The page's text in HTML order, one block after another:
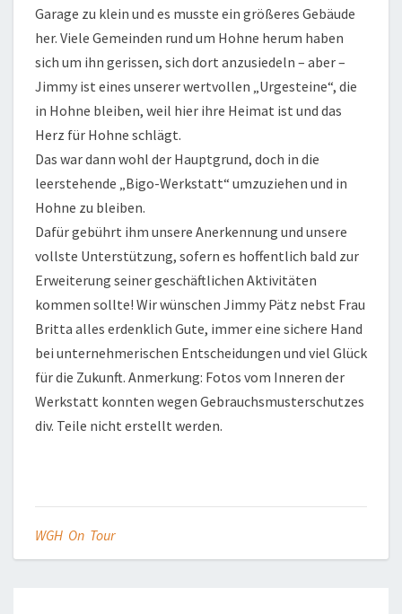
Garage zu klein und es musste ein größeres Gebäude
her. Viele Gemeinden rund um Hohne herum haben
sich um ihn gerissen, sich dort anzusiedeln – aber –
Jimmy ist eines unserer wertvollen „Urgesteine“, die
in Hohne bleiben, weil hier ihre Heimat ist und das
Herz für Hohne schlägt.
Das war dann wohl der Hauptgrund, doch in die
leerstehende „Bigo-Werkstatt“ umzuziehen und in
Hohne zu bleiben.
Dafür gebührt ihm unsere Anerkennung und unsere
vollste Unterstützung, sofern es hoffentlich bald zur
Erweiterung seiner geschäftlichen Aktivitäten
kommen sollte! Wir wünschen Jimmy Pätz nebst Frau
Britta alles erdenklich Gute, immer eine sichere Hand
bei unternehmerischen Entscheidungen und viel Glück
für die Zukunft. Anmerkung: Fotos vom Inneren der
Werkstatt konnten wegen Gebrauchsmusterschutzes
div. Teile nicht erstellt werden.
WGH On Tour